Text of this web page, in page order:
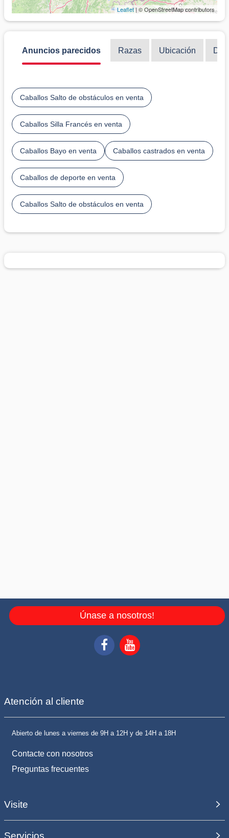
Leaflet | © OpenStreetMap contributors
Anuncios parecidos Razas Ubicación
Caballos Salto de obstáculos en venta
Caballos Silla Francés en venta
Caballos Bayo en venta Caballos castrados en venta
Caballos de deporte en venta
Caballos Salto de obstáculos en venta
Únase a nosotros!
Atención al cliente
Abierto de lunes a viernes de 9H a 12H y de 14H a 18H
Contacte con nosotros
Preguntas frecuentes
Visite
Servicios